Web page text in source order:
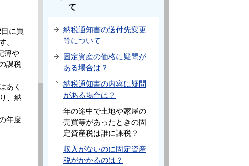
に買
。
簿や
課税
あく
、納
年度
て
納税通知書の送付先変更
等について
固定資産の価格に疑問が
ある場合は？
納税通知書の内容に疑問
がある場合は？
年の途中で土地や家屋の
売買等があったときの固
定資産税は誰に課税？
収入がないのに固定資産
税がかかるのは？